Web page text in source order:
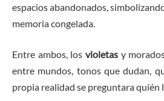
espacios abandonados,
memoria congelada.
Entre ambos, los violetasy
entre mundos, tonos que dudan,
propia realidad se preguntara quién